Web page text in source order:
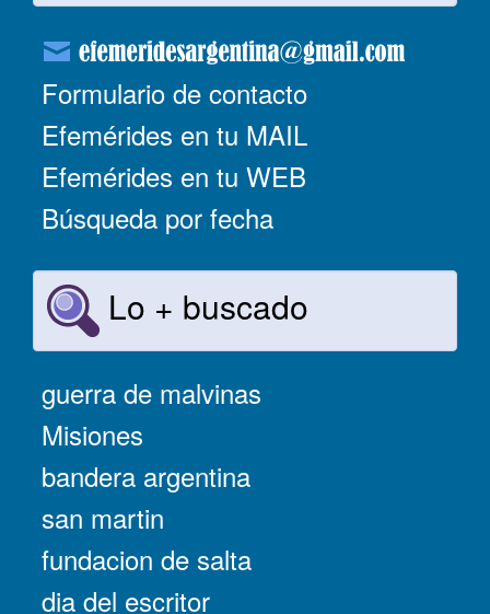
Formulario de contacto
Efemérides en tu MAIL
Efemérides en tu WEB
Búsqueda por fecha
Lo + buscado
guerra de malvinas
Misiones
bandera argentina
san martin
fundacion de salta
dia del escritor